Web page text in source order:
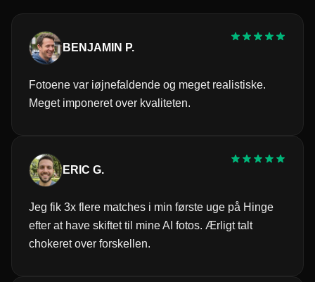
BENJAMIN P.
Fotoene var iøjnefaldende og meget realistiske.
Meget imponeret over kvaliteten.
ERIC G.
Jeg fik 3x flere matches i min første uge på Hinge
efter at have skiftet til mine AI fotos. Ærligt talt
chokeret over forskellen.